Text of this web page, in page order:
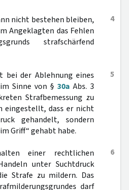
4
nicht bestehen bleiben,
Angeklagten das Fehlen
strafschärfend
5
bei der Ablehnung eines
Sinne von § 30a Abs. 3
Strafbemessung zu
eingestellt, dass er nicht
gehandelt, sondern
Griff“ gehabt habe.
6
einer rechtlichen
unter Suchtdruck
Strafe zu mildern. Das
darf